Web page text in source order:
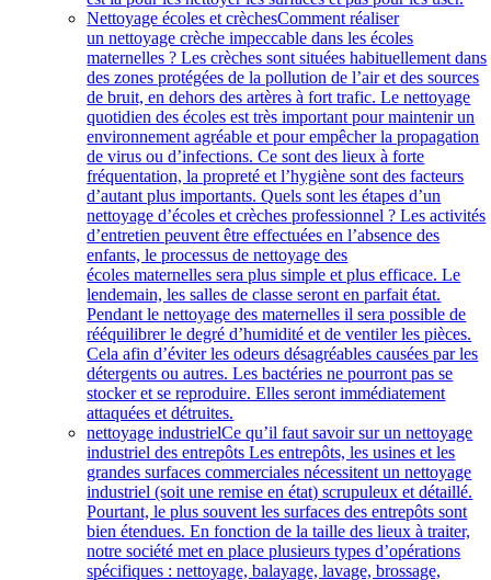
Nettoyage écoles et crèchesComment réaliser
un nettoyage crèche impeccable dans les écoles
maternelles ? Les crèches sont situées habituellement dans
des zones protégées de la pollution de l’air et des sources
de bruit, en dehors des artères à fort trafic. Le nettoyage
quotidien des écoles est très important pour maintenir un
environnement agréable et pour empêcher la propagation
de virus ou d’infections. Ce sont des lieux à forte
fréquentation, la propreté et l’hygiène sont des facteurs
d’autant plus importants. Quels sont les étapes d’un
nettoyage d’écoles et crèches professionnel ? Les activités
d’entretien peuvent être effectuées en l’absence des
enfants, le processus de nettoyage des
écoles maternelles sera plus simple et plus efficace. Le
lendemain, les salles de classe seront en parfait état.
Pendant le nettoyage des maternelles il sera possible de
rééquilibrer le degré d’humidité et de ventiler les pièces.
Cela afin d’éviter les odeurs désagréables causées par les
détergents ou autres. Les bactéries ne pourront pas se
stocker et se reproduire. Elles seront immédiatement
attaquées et détruites.
nettoyage industrielCe qu’il faut savoir sur un nettoyage
industriel des entrepôts Les entrepôts, les usines et les
grandes surfaces commerciales nécessitent un nettoyage
industriel (soit une remise en état) scrupuleux et détaillé.
Pourtant, le plus souvent les surfaces des entrepôts sont
bien étendues. En fonction de la taille des lieux à traiter,
notre société met en place plusieurs types d’opérations
spécifiques : nettoyage, balayage, lavage, brossage,